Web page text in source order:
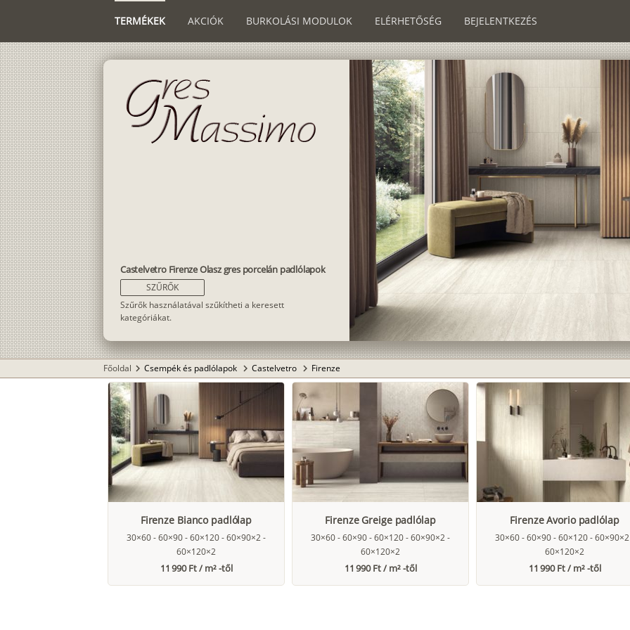
TERMÉKEK AKCIÓK BURKOLÁSI MODULOK ELÉRHETŐSÉG BEJELENTKEZÉS
Castelvetro Firenze Olasz gres porcelán padlólapok
SZŰRŐK
Szűrők használatával szűkítheti a keresett
kategóriákat.
Főoldal chevron_right Csempék és padlólapok chevron_right Castelvetro chevron_right Firenze
Firenze Bianco padlólap
30×60 - 60×90 - 60×120 - 60×90×2 -
60×120×2
11 990 Ft / m² -től
Firenze Greige padlólap
30×60 - 60×90 - 60×120 - 60×90×2 -
60×120×2
11 990 Ft / m² -től
Firenze Avorio padlólap
30×60 - 60×90 - 60×120 -
60×120×2
11 990 Ft / m² -től